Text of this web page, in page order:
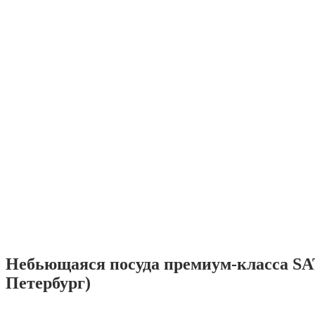
Небьющаяся посуда премиум-класса
Петербург)